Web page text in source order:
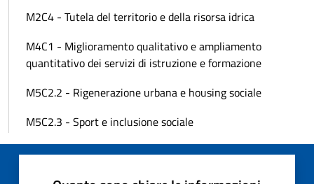
M2C4 - Tutela del territorio e della risorsa idrica
M4C1 - Miglioramento qualitativo e ampliamento
quantitativo dei servizi di istruzione e formazione
M5C2.2 - Rigenerazione urbana e housing sociale
M5C2.3 - Sport e inclusione sociale